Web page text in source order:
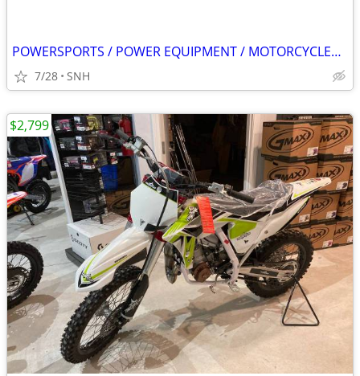
POWERSPORTS / POWER EQUIPMENT / MOTORCYCLES / WATERCRAFTS
7/28 SNH
$2,799